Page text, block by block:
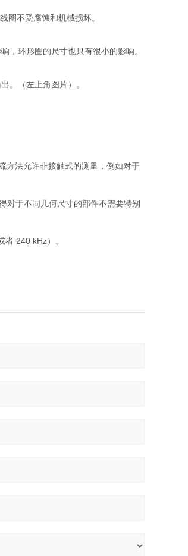
圈不受腐蚀和机械损坏。
，环形圈的尺寸也只有很小的影响。
。（左上角图片）。
方法允许非接触式的测量，例如对于
对于不同几何尺寸的部件不需要特别
240 kHz）。